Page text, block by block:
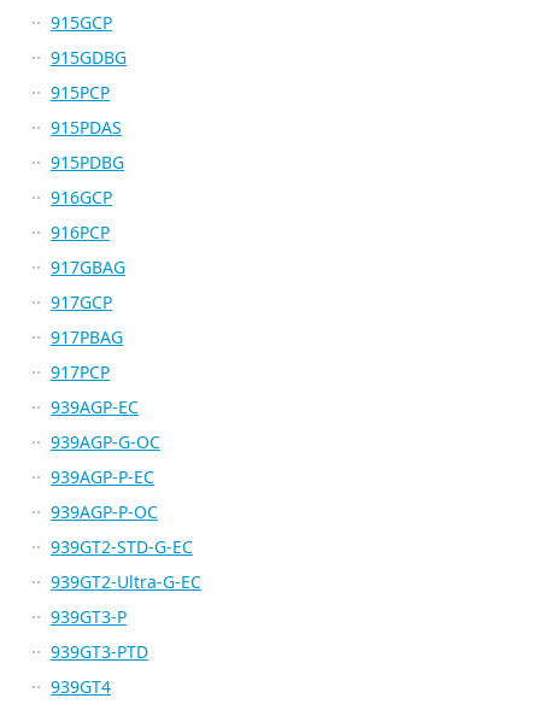
915GCP
915GDBG
915PCP
915PDAS
915PDBG
916GCP
916PCP
917GBAG
917GCP
917PBAG
917PCP
939AGP-EC
939AGP-G-OC
939AGP-P-EC
939AGP-P-OC
939GT2-STD-G-EC
939GT2-Ultra-G-EC
939GT3-P
939GT3-PTD
939GT4